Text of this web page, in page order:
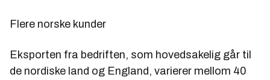
Flere norske kunder
Eksporten fra bedriften, som hovedsakelig går til
de nordiske land og England, varierer mellom 40